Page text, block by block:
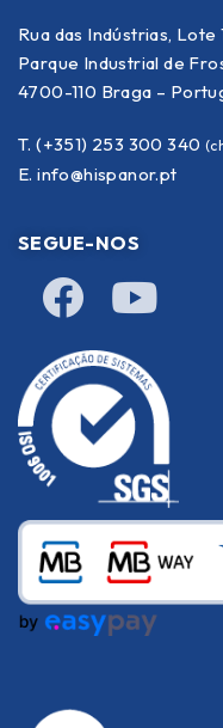
Rua das Indústrias, Lote
Parque Industrial de
4700-110 Braga –
T. (+351) 253 300 340
E. info@hispanor.pt
SEGUE-NOS